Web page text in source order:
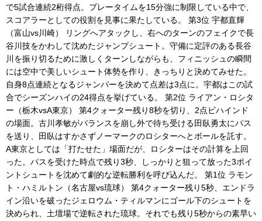
で5試合連続2桁得点。プレータイムを15分強に制限している中で、
スコアラーとしての役割を見事に果たしている。 第3位 宇都直輝
（富山vs川崎） リングへアタックし、右へのターンのフェイクで長
谷川技をかわして沈めたジャンプシュート。守備に定評のある長谷
川を振り切るために激しくターンしながらも、フィニッシュの瞬間
には空中で美しいシュート体勢を作り、きっちりと決めてみせた。
自身8点連続となるジャンパーを決めて点差は3点に。宇都はこの試
合でシーズンハイの24得点を挙げている。 第2位 ライアン・ロシタ
ー（栃木vsA東京） 第4クォーター残り8秒を切り、2点ビハインド
の場面。古川孝敏がバランスを崩し外で待ち受ける田臥勇太にパス
を送り、田臥はすかさずノーマークのロシターへとボールを託す。
A東京としては「打たせた」場面だが、ロシターはその計算を上回
った。パスを受けた時点で残り3秒、しっかりと狙って放った3ポイ
ントシュートを沈めて劇的な逆転勝利を呼び込んだ。 第1位 ラモン
ト・ハミルトン（名古屋vs琉球） 第4クォーター残り5秒、エンドラ
イン沿いを破ったジェロウム・ティルマンにゴール下のシュートを
決められ、土壇場で逆転された琉球。それでも残り5秒からの素早い